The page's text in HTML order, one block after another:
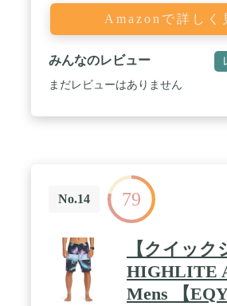
Amazonで詳しく
みんなのレビュー
まだレビューはありません
No.14 79
【クイック
HIGHLITE
Mens 【